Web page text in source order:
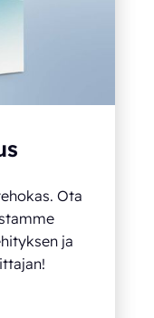
Ota
ja